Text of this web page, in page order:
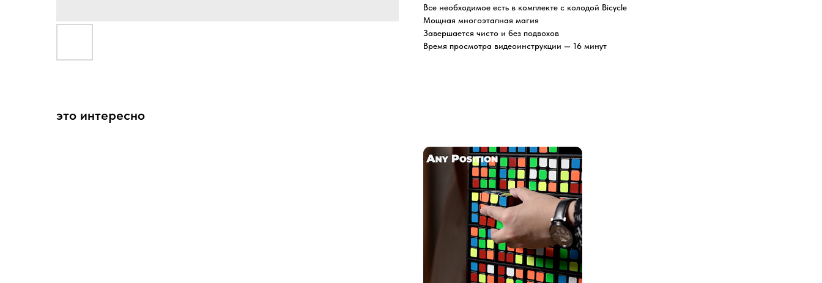
Все необходимое есть в комплекте с колодой Bicycle
Мощная многоэтапная магия
Завершается чисто и без подвохов
Время просмотра видеоинструкции — 16 минут
это интересно